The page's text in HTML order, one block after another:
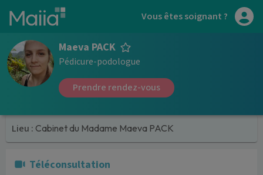
Aller au contenu principal Vous êtes soignant ?
Maeva PACK
Pédicure-podologue
Prendre rendez-vous
Lieu : Cabinet du Madame Maeva PACK
Téléconsultation